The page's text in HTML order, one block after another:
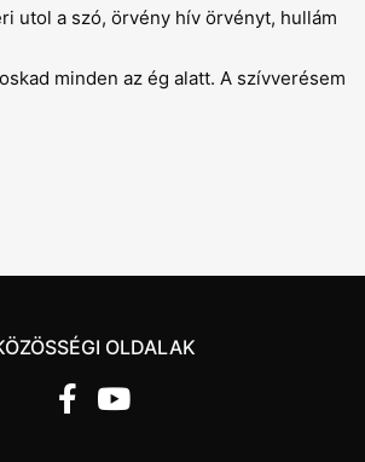
utol a szó, örvény hív örvényt, hullám
minden az ég alatt. A szívverésem
OLDALAK